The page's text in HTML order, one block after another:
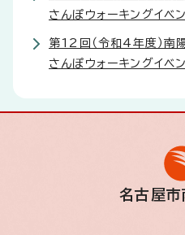
さんぽウォーキングイベ
第12回（令和4年度）南
さんぽウォーキングイベ
名古屋